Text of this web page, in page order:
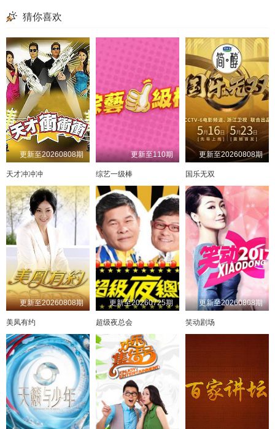
20250606
20250620 20250623 20250626 20250630
20250701 20250702 20250703 20250704
20250707 20250708 20250709 20250710
20250711 20250714 20250715 20250716
20250718 20250721 20250723
20250724 20250725 20250728 20250729
20250812 20250813 20250818 20250820
20250822 20250827 20250901 20250902
20250908 20250912 20250916 20250917
20250919 20250922 20250923 20250924
20250925 20250929 20251007 20251008
20251009 20251010 20251013
20251015 20251017
20251022 20251024 20251027
20251029 20251030 20251031 20251104
20251105 20251106 20251107
20241014期
20241018期 20241021期 20241022期 20241023期
20241024期 20241025期 20241028期 20241029期
20241030期 20241031期 20241101期 20241104期
20241105期 20241106期 20241107期 20241110期
20241111期 20241112期 20241114期
20241115期 20241118期 20241119期 20241120期
20241127期 20241128期 20241129期 20241202期
20241203期 20241204期 20241205期 20241206期
20241209期 20241210期 20241211期 20241212期
20241213期 20241216期 20241217期 20241218期
20241219期 20241220期 20241223期 20241224期
20241225期 20241226期 20241227期
20241231期 20250101期 20250102期
20250106期 20250107期 20250108期
20250110期 20250113期 20250114期 20250115期
20250116期 20250117期 20250120期
20201201
20201209 20201210 20201224 20201230
20210101 20210113 20210114 20210115
20210118 20210119 20210120 20210121
20210122 20210126 20210127 20210128
20210129 20210201 20210203
20210204 20210205 20210208 20210209
20210222 20210223 20210224 20210226
20210302 20210303 20210304 20210305
20210308 20210309 20210310 20210311
20210312 20210315 20210316 20210318
20210319 20210322 20210323 20210324
20210325 20210329 20210330
20210402 20210405
20210408 20210409 20210412
第133集 20210415 20210419 20210420
20210421 20210422 20210423
猜你喜欢
更新至20260808期
天才冲冲冲
更新至110期
综艺一级棒
更新至20260808期
国乐无双
更新至20260808期
美凤有约
更新至20260725期
超级夜总会
更新至20260808期
笑动剧场